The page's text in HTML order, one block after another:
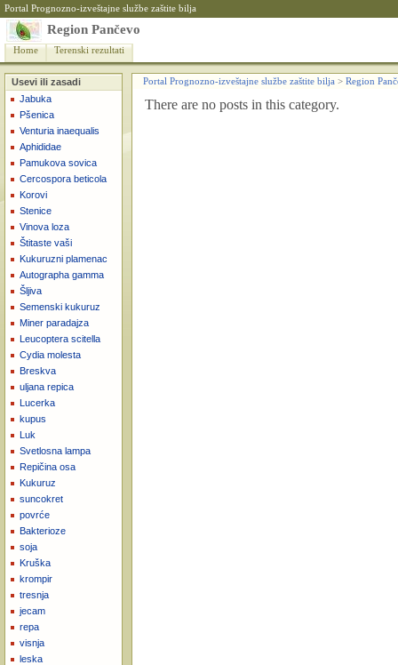
Portal Prognozno-izveštajne službe zaštite bilja
Region Pančevo
Home Terenski rezultati
Usevi ili zasadi
Jabuka
Pšenica
Venturia inaequalis
Aphididae
Pamukova sovica
Cercospora beticola
Korovi
Stenice
Vinova loza
Štitaste vaši
Kukuruzni plamenac
Autographa gamma
Šljiva
Semenski kukuruz
Miner paradajza
Leucoptera scitella
Cydia molesta
Breskva
uljana repica
Lucerka
kupus
Luk
Svetlosna lampa
Repičina osa
Kukuruz
suncokret
povrće
Bakterioze
soja
Kruška
krompir
tresnja
jecam
repa
visnja
leska
Portal Prognozno-izveštajne službe zaštite bilja > Region
There are no posts in this category.